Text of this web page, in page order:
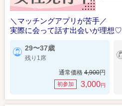
＼マッチングアプリが苦手／
実際に会って話す出会いが理想♡
29〜37歳
残り1席
通常価格 4,900円
初参加 3,000円